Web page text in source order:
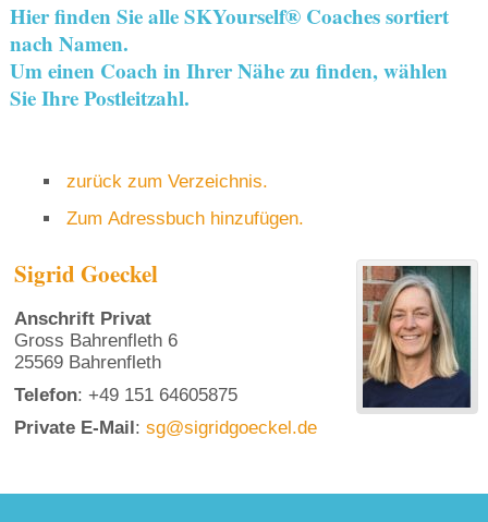
Hier finden Sie alle SKYourself® Coaches sortiert
nach Namen.
Um einen Coach in Ihrer Nähe zu finden, wählen
Sie Ihre Postleitzahl.
zurück zum Verzeichnis.
Zum Adressbuch hinzufügen.
Sigrid Goeckel
Anschrift Privat
Gross Bahrenfleth 6
25569 Bahrenfleth
Telefon: +49 151 64605875
Private E-Mail: sg@sigridgoeckel.de